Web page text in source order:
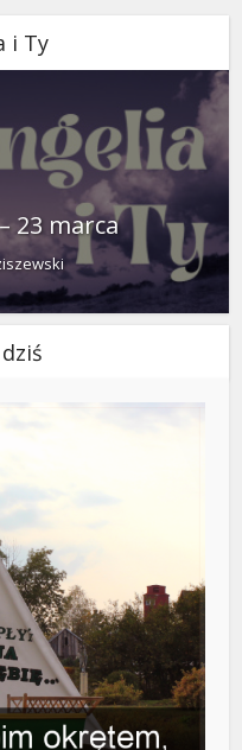
i Ty
23 marca